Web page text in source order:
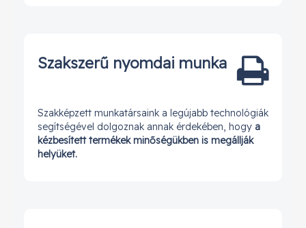
Szakszerű nyomdai munka
Szakképzett munkatársaink a legújabb technológiák
segítségével dolgoznak annak érdekében, hogy a
kézbesített termékek minőségükben is megállják
helyüket.